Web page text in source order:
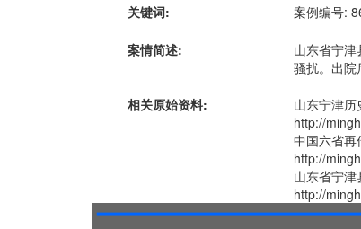
关键词: 案例编号:
案情简述:
山东省宁
骚扰。出院
相关原始资料:
山东宁津
http://
中国六省再
http://
山东省宁
http://